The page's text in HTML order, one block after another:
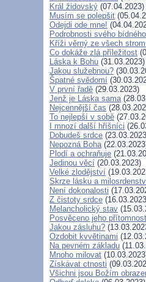
Král židovský (07.04.2023)
Musím se polepšit
Odejdi ode mne!
Podrobnosti svého
Kříži věrný ze všech
Co dokáže zlá příležitost
Láska k Bohu (31.03.2023)
Jakou služebnou?
Špatné svědomí
V první řadě (29.03.2023)
Jenž je Láska sama
Nejcennější čas
To nejlepší v sobě
I mnozí další hříšníci
Dobudeš srdce
Nepozná Boha
Plodí a ochraňuje
Jedinou věcí (20.03.2023)
Velké zlodějství
Skrze lásku a
Není dokonalosti
Z čistoty srdce
Melancholický stav
Posvěceno jeho
Jakou zásluhu?
Ozdobit kvvětinami
Na pevném základu
Mnoho milovat
Získávat ctnosti
Všichni jsou Božím